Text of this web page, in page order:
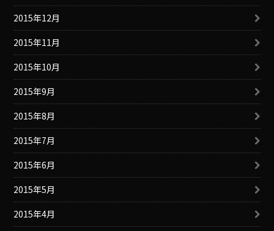
2015年12月
2015年11月
2015年10月
2015年9月
2015年8月
2015年7月
2015年6月
2015年5月
2015年4月